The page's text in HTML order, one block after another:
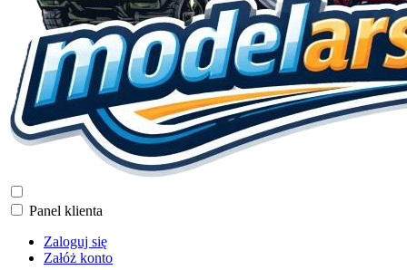
Panel klienta
Zaloguj się
Załóż konto